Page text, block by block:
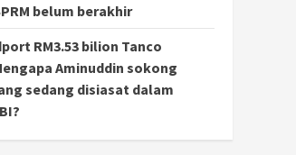
belum berakhir
RM3.53 bilion Tanco
Aminuddin sokong
sedang disiasat dalam